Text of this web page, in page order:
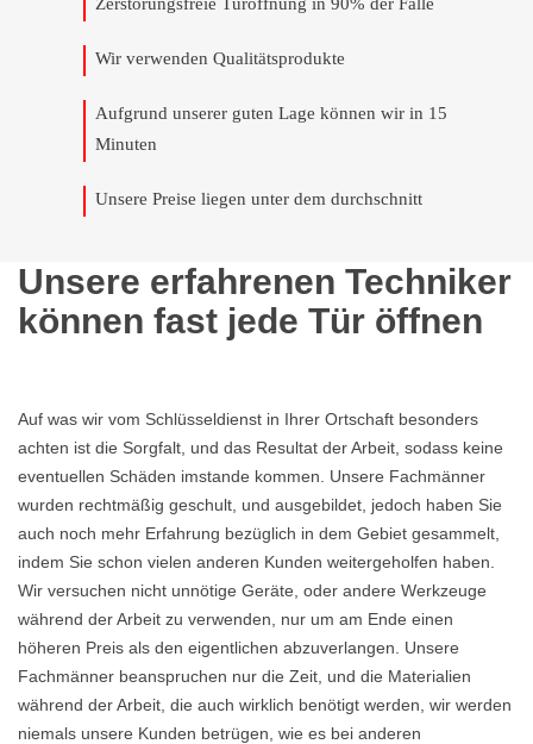
Wir verwenden Qualitätsprodukte
Aufgrund unserer guten Lage können wir in 15
Minuten
Unsere Preise liegen unter dem durchschnitt
Unsere erfahrenen Techniker
können fast jede Tür öffnen
Auf was wir vom Schlüsseldienst in Ihrer Ortschaft besonders
achten ist die Sorgfalt, und das Resultat der Arbeit, sodass keine
eventuellen Schäden imstande kommen. Unsere Fachmänner
wurden rechtmäßig geschult, und ausgebildet, jedoch haben Sie
auch noch mehr Erfahrung bezüglich in dem Gebiet gesammelt,
indem Sie schon vielen anderen Kunden weitergeholfen haben.
Wir versuchen nicht unnötige Geräte, oder andere Werkzeuge
während der Arbeit zu verwenden, nur um am Ende einen
höheren Preis als den eigentlichen abzuverlangen. Unsere
Fachmänner beanspruchen nur die Zeit, und die Materialien
während der Arbeit, die auch wirklich benötigt werden, wir werden
niemals unsere Kunden betrügen, wie es bei anderen